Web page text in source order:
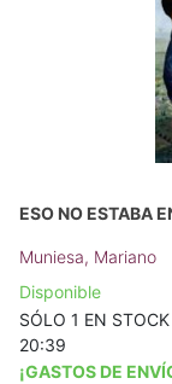
ESO NO ESTABA
Muniesa, Mariano
Disponible
SÓLO 1 EN
20:39
¡GASTOS DE